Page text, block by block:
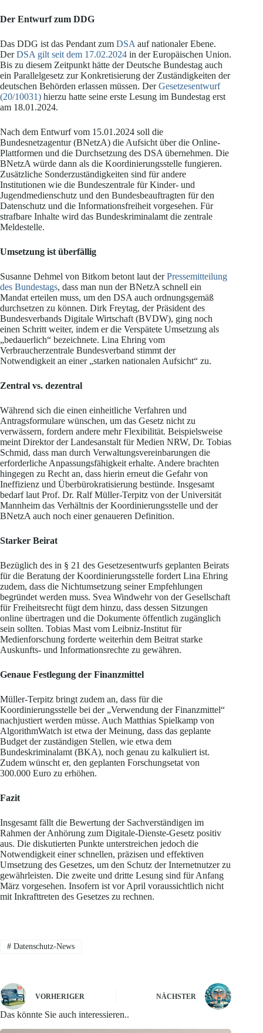
Der Entwurf zum DDG
Das DDG ist das Pendant zum DSA auf nationaler Ebene.
DerDSA gilt seit dem 17.02.2024 in der Europäischen Union.
Bis zu diesem Zeitpunkt hätte der Deutsche Bundestag auch
ein Parallelgesetz zur Konkretisierung der Zuständigkeiten der
deutschen Behörden erlassen müssen. DerGesetzesentwurf
(20/10031) hierzu hatte seine erste Lesung im Bundestag erst
am 18.01.2024.
Nach dem Entwurf vom 15.01.2024 soll die
Bundesnetzagentur (BNetzA) die Aufsicht über die Online-
Plattformen und die Durchsetzung des DSA übernehmen. Die
BNetzA würde dann als die Koordinierungsstelle fungieren.
Zusätzliche Sonderzuständigkeiten sind für andere
Institutionen wie die Bundeszentrale für Kinder- und
Jugendmedienschutz und den Bundesbeauftragten für den
Datenschutz und die Informationsfreiheit vorgesehen. Für
strafbare Inhalte wird das Bundeskriminalamt die zentrale
Meldestelle.
Umsetzung ist überfällig
Susanne Dehmel von Bitkom betont laut derPressemitteilung
des Bundestags, dass man nun der BNetzA schnell ein
Mandat erteilen muss, um den DSA auch ordnungsgemäß
durchsetzen zu können. Dirk Freytag, der Präsident des
Bundesverbands Digitale Wirtschaft (BVDW), ging noch
einen Schritt weiter, indem er die Verspätete Umsetzung als
„bedauerlich“ bezeichnete. Lina Ehring vom
Verbraucherzentrale Bundesverband stimmt der
Notwendigkeit an einer „starken nationalen Aufsicht“ zu.
Zentral vs. dezentral
Während sich die einen einheitliche Verfahren und
Antragsformulare wünschen, um das Gesetz nicht zu
verwässern, fordern andere mehr Flexibilität. Beispielsweise
meint Direktor der Landesanstalt für Medien NRW, Dr. Tobias
Schmid, dass man durch Verwaltungsvereinbarungen die
erforderliche Anpassungsfähigkeit erhalte. Andere brachten
hingegen zu Recht an, dass hierin erneut die Gefahr von
Ineffizienz und Überbürokratisierung bestünde. Insgesamt
bedarf laut Prof. Dr. Ralf Müller-Terpitz von der Universität
Mannheim das Verhältnis der Koordinierungsstelle und der
BNetzA auch noch einer genaueren Definition.
Starker Beirat
Bezüglich des in § 21 des Gesetzesentwurfs geplanten Beirats
für die Beratung der Koordinierungsstelle fordert Lina Ehring
zudem, dass die Nichtumsetzung seiner Empfehlungen
begründet werden muss. Svea Windwehr von der Gesellschaft
für Freiheitsrecht fügt dem hinzu, dass dessen Sitzungen
online übertragen und die Dokumente öffentlich zugänglich
sein sollten. Tobias Mast vom Leibniz-Institut für
Medienforschung forderte weiterhin dem Beitrat starke
Auskunfts- und Informationsrechte zu gewähren.
Genaue Festlegung der Finanzmittel
Müller-Terpitz bringt zudem an, dass für die
Koordinierungsstelle bei der „Verwendung der Finanzmittel“
nachjustiert werden müsse. Auch Matthias Spielkamp von
AlgorithmWatch ist etwa der Meinung, dass das geplante
Budget der zuständigen Stellen, wie etwa dem
Bundeskriminalamt (BKA), noch genau zu kalkuliert ist.
Zudem wünscht er, den geplanten Forschungsetat von
300.000 Euro zu erhöhen.
Fazit
Insgesamt fällt die Bewertung der Sachverständigen im
Rahmen der Anhörung zum Digitale-Dienste-Gesetz positiv
aus. Die diskutierten Punkte unterstreichen jedoch die
Notwendigkeit einer schnellen, präzisen und effektiven
Umsetzung des Gesetzes, um den Schutz der Internetnutzer zu
gewährleisten. Die zweite und dritte Lesung sind für Anfang
März vorgesehen. Insofern ist vor April voraussichtlich nicht
mit Inkrafttreten des Gesetzes zu rechnen.
#Datenschutz-News
VORHERIGER NÄCHSTER
Das könnte Sie auch interessieren..